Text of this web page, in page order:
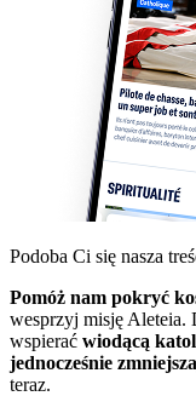
Podoba Ci się nasza
Pomóż nam pokryć
wesprzyj misję Aleteia.
wspierać wiodącą
jednocześnie
teraz.